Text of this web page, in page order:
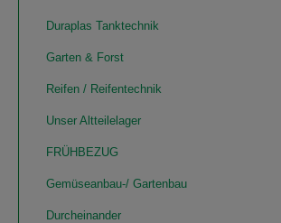
Duraplas Tanktechnik
Garten & Forst
Reifen / Reifentechnik
Unser Altteilelager
FRÜHBEZUG
Gemüseanbau-/ Gartenbau
Durcheinander